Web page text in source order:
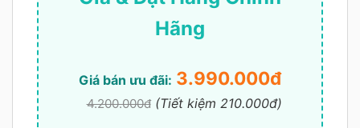
Hãng
Giá bán ưu đãi: 3.990.000đ
4.200.000đ (Tiết kiệm 210.000đ)